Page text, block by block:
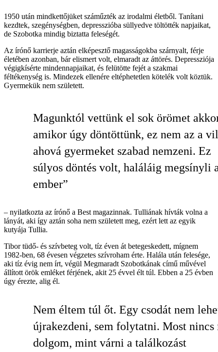
1950 után mindkettőjüket száműzték az irodalmi életből. Tanítani
kezdtek, szegénységben, depresszióba süllyedve töltötték napjaikat,
de Szobotka mindig biztatta feleségét.
Az írónő karrierje aztán elképesztő magasságokba szárnyalt, férje
életében azonban, bár elismert volt, elmaradt az áttörés. Depressziója
végigkísérte mindennapjaikat, és felütötte fejét a szakmai
féltékenység is. Mindezek ellenére eltéphetetlen kötelék volt köztük.
Gyermekük nem született.
Magunktól vettünk el sok örömet
amikor úgy döntöttünk, ez nem az a
ahová gyermeket szabad nemzeni. Ez
súlyos döntés volt, haláláig megsínyli
ember”
– nyilatkozta az írónő a Best magazinnak. Tulliának hívták volna a
lányát, aki így aztán soha nem született meg, ezért lett az egyik
kutyája Tullia.
Tibor tüdő- és szívbeteg volt, tíz éven át betegeskedett, mígnem
1982-ben, 68 évesen végzetes szívroham érte. Halála után felesége,
aki tíz évig nem írt, végül Megmaradt Szobotkának című művével
állított örök emléket férjének, akit 25 évvel élt túl. Ebben a 25 évben
úgy érezte, alig él.
Nem éltem túl őt. Egy csodát nem
újrakezdeni, sem folytatni. Most nincs
dolgom, mint várni a találkozást